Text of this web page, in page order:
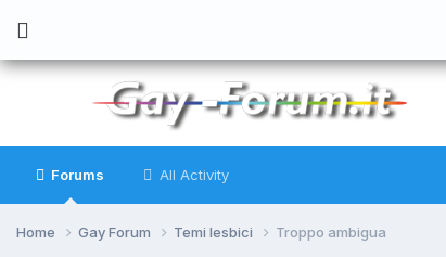
Forums All Activity
Home Gay Forum Temi lesbici Troppo ambigua